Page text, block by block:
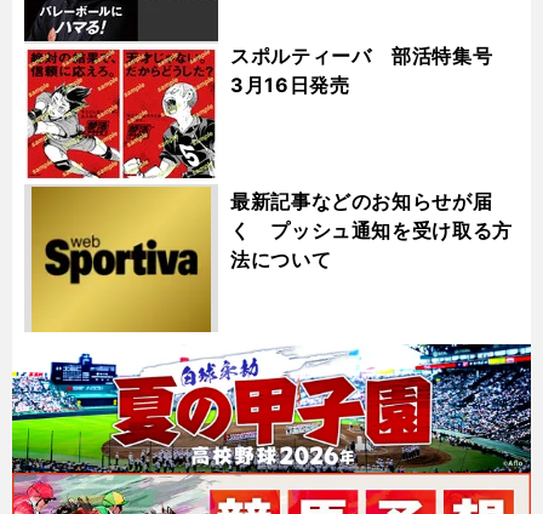
スポルティーバ 部活特集号
3月16日発売
最新記事などのお知らせが届
く プッシュ通知を受け取る方
法について